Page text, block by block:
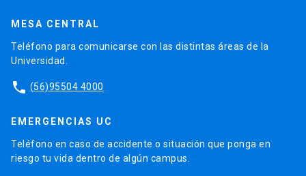
MESA CENTRAL
Teléfono para comunicarse con las distintas áreas de la
Universidad.
phone (56)95504 4000
EMERGENCIAS UC
Teléfono en caso de accidente o situación que ponga en
riesgo tu vida dentro de algún campus.